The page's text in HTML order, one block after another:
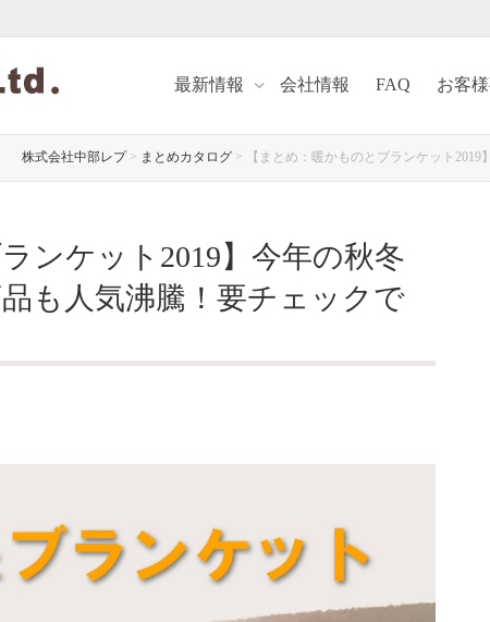
最新情報 会社情報 FAQ お客
株式会社中部レプ> まとめカタログ > 【まとめ：暖かものとブランケット
ンケット2019】今年の秋冬
も人気沸騰！要チェックで